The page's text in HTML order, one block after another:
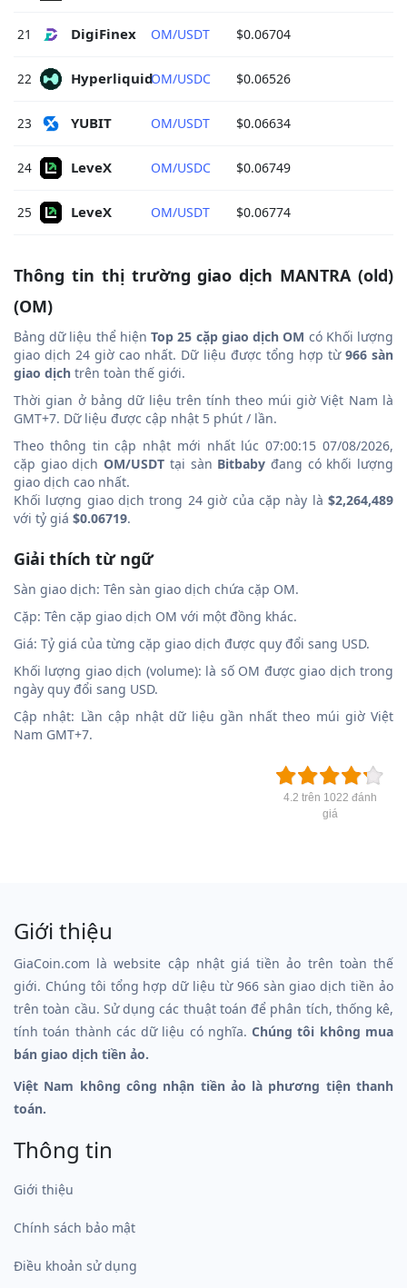
21 DigiFinex OM/USDT $0.06704
22 Hyperliquid OM/USDC $0.06526
23 YUBIT OM/USDT $0.06634
24 LeveX OM/USDC $0.06749
25 LeveX OM/USDT $0.06774
Thông tin thị trường giao dịch MANTRA (old)
(OM)
Bảng dữ liệu thể hiệnTop 25 cặp giao dịch OM có Khối lượng
giao dịch 24 giờ cao nhất. Dữ liệu được tổng hợp từ 966 sàn
giao dịch trên toàn thế giới.
Thời gian ở bảng dữ liệu trên tính theo múi giờ Việt Nam là
GMT+7. Dữ liệu được cập nhật 5 phút / lần.
Theo thông tin cập nhật mới nhất lúc 07:00:15 07/08/2026,
cặp giao dịchOM/USDT tại sàn Bitbaby đang có khối lượng
giao dịch cao nhất.
Khối lượng giao dịch trong 24 giờ của cặp này là $2,264,489
với tỷ giá $0.06719.
Giải thích từ ngữ
Sàn giao dịch: Tên sàn giao dịch chứa cặp OM.
Cặp: Tên cặp giao dịch OM với một đồng khác.
Giá: Tỷ giá của từng cặp giao dịch được quy đổi sang USD.
Khối lượng giao dịch (volume): là số OM được giao dịch trong
ngày quy đổi sang USD.
Cập nhật: Lần cập nhật dữ liệu gần nhất theo múi giờ Việt
Nam GMT+7.
4.2 trên 1022 đánh
giá
Giới thiệu
GiaCoin.com là website cập nhật giá tiền ảo trên toàn thế
giới. Chúng tôi tổng hợp dữ liệu từ 966 sàn giao dịch tiền ảo
trên toàn cầu. Sử dụng các thuật toán để phân tích, thống kê,
tính toán thành các dữ liệu có nghĩa.Chúng tôi không mua
bán giao dịch tiền ảo.
Việt Nam không công nhận tiền ảo là phương tiện thanh
toán.
Thông tin
Giới thiệu
Chính sách bảo mật
Điều khoản sử dụng